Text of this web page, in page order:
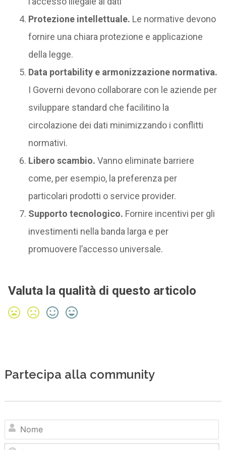
Protezione intellettuale. Le normative devono
fornire una chiara protezione e applicazione
della legge.
Data portability e armonizzazione normativa.
I Governi devono collaborare con le aziende per
sviluppare standard che facilitino la
circolazione dei dati minimizzando i conflitti
normativi.
Libero scambio. Vanno eliminate barriere
come, per esempio, la preferenza per
particolari prodotti o service provider.
Supporto tecnologico. Fornire incentivi per gli
investimenti nella banda larga e per
promuovere l’accesso universale.
Valuta la qualità di questo articolo
Partecipa alla community